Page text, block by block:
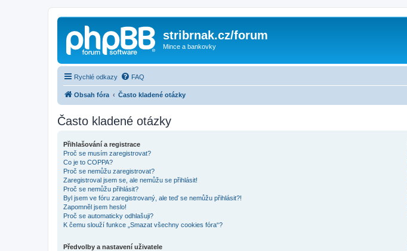
stribrnak.cz/forum
Mince a bankovky
Rychlé odkazy FAQ
Obsah fóra Často kladené otázky
Často kladené otázky
Přihlašování a registrace
Proč se musím zaregistrovat?
Co je to COPPA?
Proč se nemůžu zaregistrovat?
Zaregistroval jsem se, ale nemůžu se přihlásit!
Proč se nemůžu přihlásit?
Byl jsem ve fóru zaregistrovaný, ale teď se nemůžu přihlásit?!
Zapomněl jsem heslo!
Proč se automaticky odhlašuji?
K čemu slouží funkce „Smazat všechny cookies fóra“?
Předvolby a nastavení uživatele